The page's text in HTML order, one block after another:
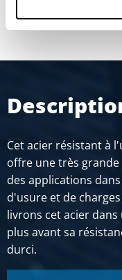
Cet acier résistant à
offre une très
des applications
d'usure et de
livrons cet acier
plus avant sa
durci.